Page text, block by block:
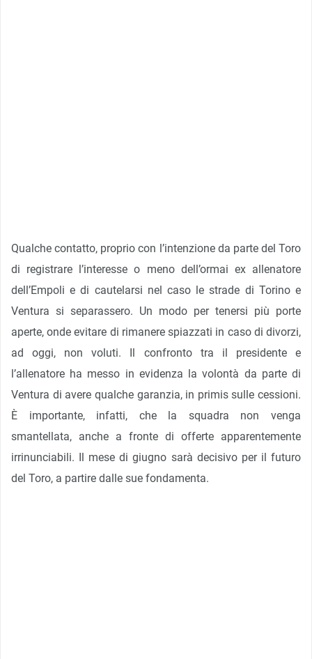
Qualche contatto, proprio con l’intenzione da parte del Toro
di registrare l’interesse o meno dell’ormai ex allenatore
dell’Empoli e di cautelarsi nel caso le strade di Torino e
Ventura si separassero. Un modo per tenersi più porte
aperte, onde evitare di rimanere spiazzati in caso di divorzi,
ad oggi, non voluti. Il confronto tra il presidente e
l’allenatore ha messo in evidenza la volontà da parte di
Ventura di avere qualche garanzia, in primis sulle cessioni.
È importante, infatti, che la squadra non venga
smantellata, anche a fronte di offerte apparentemente
irrinunciabili. Il mese di giugno sarà decisivo per il futuro
del Toro, a partire dalle sue fondamenta.